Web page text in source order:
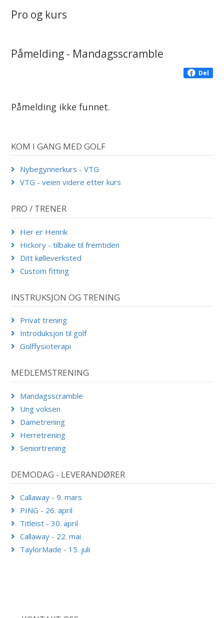
Pro og kurs
Påmelding - Mandagsscramble
Del
Påmelding ikke funnet.
KOM I GANG MED GOLF
Nybegynnerkurs - VTG
VTG - veien videre etter kurs
PRO / TRENER
Her er Henrik
Hickory - tilbake til fremtiden
Ditt kølleverksted
Custom fitting
INSTRUKSJON OG TRENING
Privat trening
Introduksjon til golf
Golffysioterapi
MEDLEMSTRENING
Mandagsscramble
Ung voksen
Dametrening
Herretrening
Seniortrening
DEMODAG - LEVERANDØRER
Callaway - 9. mars
PING - 26. april
Titleist - 30. april
Callaway - 22. mai
TaylorMade - 15. juli